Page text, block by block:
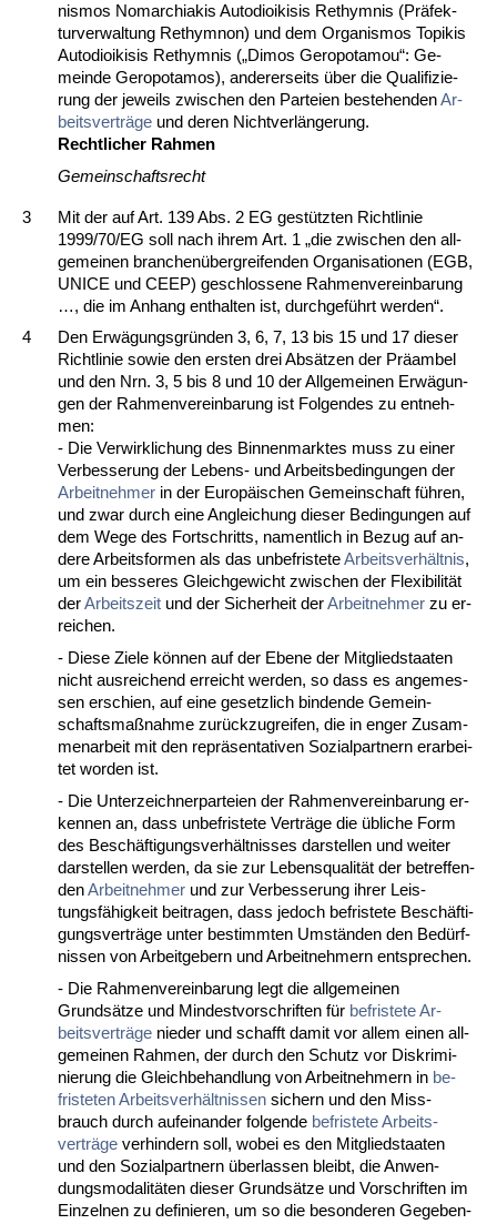
nis­mos No­m­ar­ch­ia­kis Au­to­dioi­ki­sis Rethym­nis (Präfek­
tur­ver­wal­tung Rethym­non) und dem Or­ga­nis­mos To­pi­kis
Au­to­dioi­ki­sis Rethym­nis („Di­mos Gero­po­ta­mou“: Ge­
mein­de Gero­po­ta­mos), an­de­rer­seits über die Qua­li­fi­zie­
rung der je­weils zwi­schen den Par­tei­en be­ste­hen­denAr­
beits­verträge und de­ren Nicht­verlänge­rung.
Recht­li­cher Rah­men
Ge­mein­schafts­recht
3
Mit der auf Art. 139 Abs. 2 EG gestütz­ten Richt­li­nie
1999/70/EG soll nach ih­rem Art. 1 „die zwi­schen den all­
ge­mei­nen bran­chenüberg­rei­fen­den Or­ga­ni­sa­tio­nen (EGB,
UN­ICE und CEEP) ge­schlos­se­ne Rah­men­ver­ein­ba­rung
…, die im An­hang ent­hal­ten ist, durch­geführt wer­den“.
4
Den Erwägungs­gründen 3, 6, 7, 13 bis 15 und 17 die­ser
Richt­li­nie so­wie den ers­ten drei Absätzen der Präam­bel
und den Nrn. 3, 5 bis 8 und 10 der All­ge­mei­nen Erwägun­
gen der Rah­men­ver­ein­ba­rung ist Fol­gen­des zu ent­neh­
men:
- Die Ver­wirk­li­chung des Bin­nen­mark­tes muss zu ei­ner
Ver­bes­se­rung der Le­bens- und Ar­beits­be­din­gun­gen der
Ar­beit­neh­mer in der Eu­ropäischen Ge­mein­schaft führen,
und zwar durch ei­ne An­glei­chung die­ser Be­din­gun­gen auf
dem We­ge des Fort­schritts, na­ment­lich in Be­zug auf an­
de­re Ar­beits­for­men als das un­be­fris­te­teAr­beits­verhält­nis,
um ein bes­se­res Gleich­ge­wicht zwi­schen der Fle­xi­bi­lität
derAr­beits­zeit und der Si­cher­heit derAr­beit­neh­mer zu er­
rei­chen.
- Die­se Zie­le können auf der Ebe­ne der Mit­glied­staa­ten
nicht aus­rei­chend er­reicht wer­den, so dass es an­ge­mes­
sen er­schien, auf ei­ne ge­setz­lich bin­den­de Ge­mein­
schafts­maßnah­me zurück­zu­grei­fen, die in en­ger Zu­sam­
men­ar­beit mit den re­präsen­ta­ti­ven So­zi­al­part­nern er­ar­bei­
tet wor­den ist.
- Die Un­ter­zeich­ner­par­tei­en der Rah­men­ver­ein­ba­rung er­
ken­nen an, dass un­be­fris­te­te Verträge die übli­che Form
des Beschäfti­gungs­verhält­nis­ses dar­stel­len und wei­ter
dar­stel­len wer­den, da sie zur Le­bens­qua­lität der be­tref­fen­
denAr­beit­neh­mer und zur Ver­bes­se­rung ih­rer Leis­
tungsfähig­keit bei­tra­gen, dass je­doch be­fris­te­te Beschäfti­
gungs­verträge un­ter be­stimm­ten Umständen den Bedürf­
nis­sen von Ar­beit­ge­bern und Ar­beit­neh­mern ent­spre­chen.
- Die Rah­men­ver­ein­ba­rung legt die all­ge­mei­nen
Grundsätze und Min­dest­vor­schrif­ten für be­fris­te­te Ar­
beits­verträge nie­der und schafft da­mit vor al­lem ei­nen all­
ge­mei­nen Rah­men, der durch den Schutz vor Dis­kri­mi­
nie­rung die Gleich­be­hand­lung von Ar­beit­neh­mern in be­
fris­te­ten Ar­beits­verhält­nis­sen si­chern und den Miss­
brauch durch auf­ein­an­der fol­gen­de be­fris­te­te Ar­beits­
verträge ver­hin­dern soll, wo­bei es den Mit­glied­staa­ten
und den So­zi­al­part­nern über­las­sen bleibt, die An­wen­
dungs­mo­da­litäten die­ser Grundsätze und Vor­schrif­ten im
Ein­zel­nen zu de­fi­nie­ren, um so die be­son­de­ren Ge­ge­ben­